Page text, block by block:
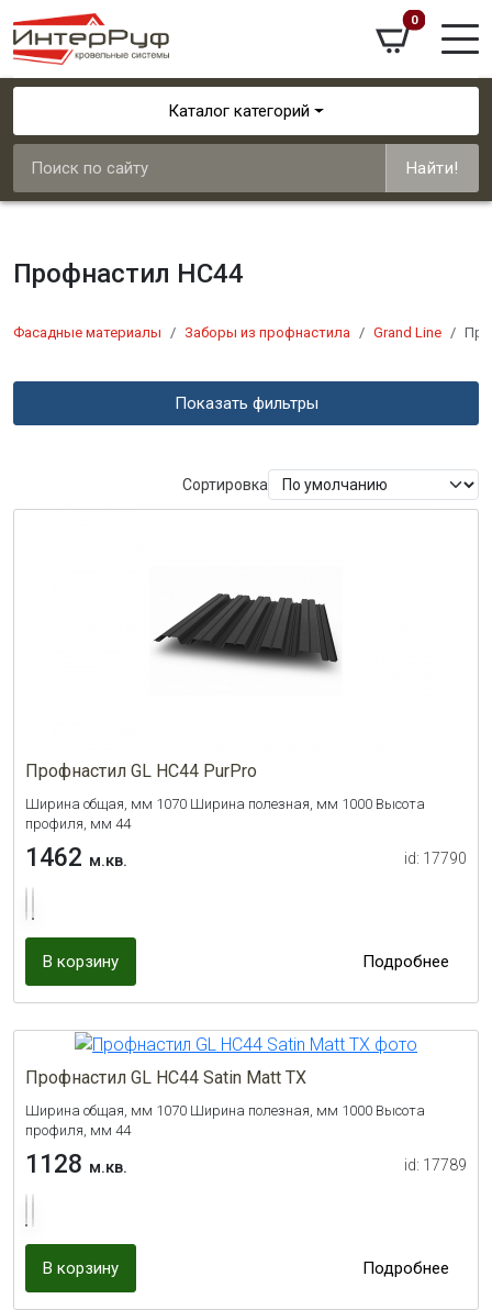
0
Каталог категорий
Найти!
Профнастил НС44
Фасадные материалы Заборы из профнастила Grand Line
Показать фильтры
Сортировка
Профнастил GL НС44 PurPro
Ширина общая, мм 1070 Ширина полезная, мм 1000 Высота
профиля, мм 44
1462 м.кв. id: 17790
В корзину Подробнее
Профнастил GL НС44 Satin Matt TX
Ширина общая, мм 1070 Ширина полезная, мм 1000 Высота
профиля, мм 44
1128 м.кв. id: 17789
В корзину Подробнее